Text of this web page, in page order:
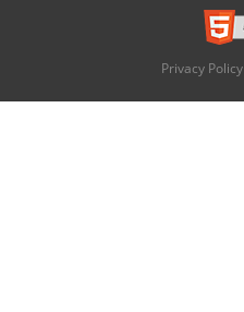
Privacy Policy